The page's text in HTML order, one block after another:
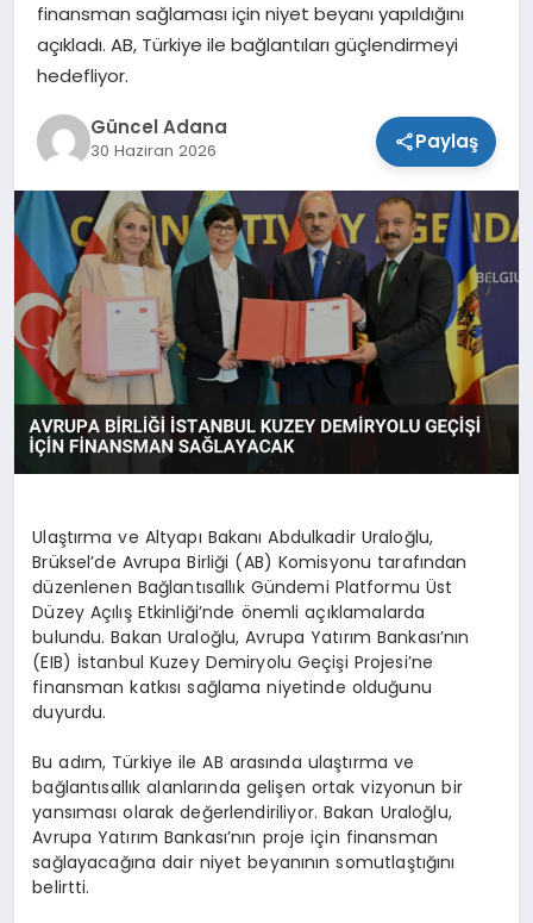
TEKNOLOJI
finansman sağlaması için niyet beyanı yapıldığını
açıkladı. AB, Türkiye ile bağlantıları güçlendirmeyi
hedefliyor.
Güncel Adana
30 Haziran 2026 Paylaş
Ulaştırma ve Altyapı Bakanı Abdulkadir Uraloğlu,
Brüksel’de Avrupa Birliği (AB) Komisyonu tarafından
düzenlenen Bağlantısallık Gündemi Platformu Üst
Düzey Açılış Etkinliği’nde önemli açıklamalarda
bulundu. Bakan Uraloğlu, Avrupa Yatırım Bankası’nın
(EIB) İstanbul Kuzey Demiryolu Geçişi Projesi’ne
finansman katkısı sağlama niyetinde olduğunu
duyurdu.
Bu adım, Türkiye ile AB arasında ulaştırma ve
bağlantısallık alanlarında gelişen ortak vizyonun bir
yansıması olarak değerlendiriliyor. Bakan Uraloğlu,
Avrupa Yatırım Bankası’nın proje için finansman
sağlayacağına dair niyet beyanının somutlaştığını
belirtti.